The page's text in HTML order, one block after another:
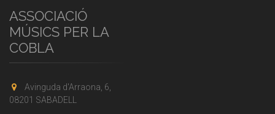
ASSOCIACIÓ
MÚSICS PER LA
COBLA
Avinguda d'Arraona, 6,
08201 SABADELL